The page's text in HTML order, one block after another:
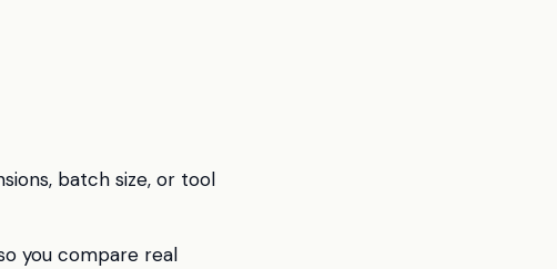
batch size, or tool
you compare real